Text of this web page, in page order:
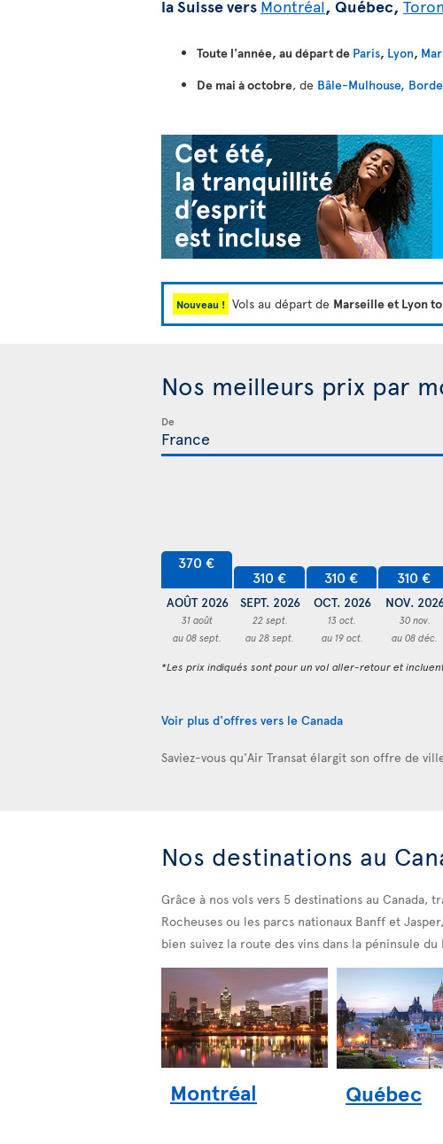
la Suisse vers Montréal, Québec,
Toute l'année, au départ de Paris, Lyon,
De mai à octobre, de Bâle-Mulhouse,
Nouveau ! Vols au départ de Marseille et Lyon
Nos meilleurs prix par
De
370 €
AOÛT 2026
31 août
au 08 sept.
310 €
SEPT. 2026
22 sept.
au 28 sept.
310 €
OCT. 2026
13 oct.
au 19 oct.
310 €
NOV.
30 nov.
au 08 déc.
*Les prix indiqués sont pour un vol aller-retour et
Voir plus d'offres vers le Canada
Saviez-vous qu'Air Transat élargit son offre de
Nos destinations au
Grâce à nos vols vers 5 destinations au Canada,
Rocheuses ou les parcs nationaux Banff et
bien suivez la route des vins dans la péninsule du
Montréal Québec